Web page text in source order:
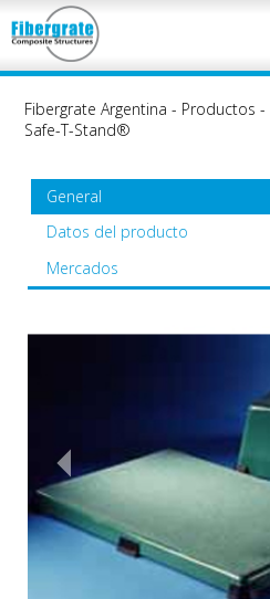
Fibergrate Argentina - Productos -
Safe-T-Stand®
General
Datos del producto
Mercados